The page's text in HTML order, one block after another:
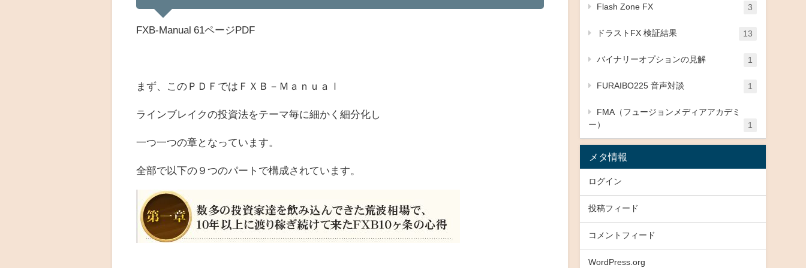
FXB-Manual 61ページPDF
まず、このＰＤＦではＦＸＢ－Ｍａｎｕａｌ
ラインブレイクの投資法をテーマ毎に細かく細分化し
一つ一つの章となっています。
全部で以下の９つのパートで構成されています。
Flash Zone FX 3
ドラストFX 検証結果 13
バイナリーオプションの見解 1
FURAIBO225 音声対談 1
FMA（フュージョンメディアアカデミ
ー）
1
メタ情報
ログイン
投稿フィード
コメントフィード
WordPress.org